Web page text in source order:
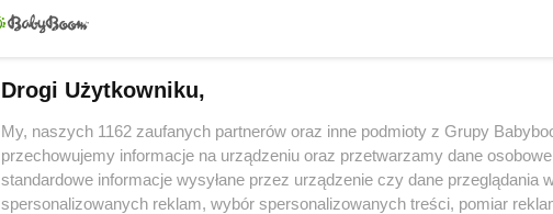
Drogi Użytkowniku,
My, naszych 1162 zaufanych partnerów oraz inne podmioty z Grupy
przechowujemy informacje na urządzeniu oraz przetwarzamy dane
standardowe informacje wysyłane przez urządzenie czy dane przeglądania
spersonalizowanych reklam, wybór spersonalizowanych treści, pomiar